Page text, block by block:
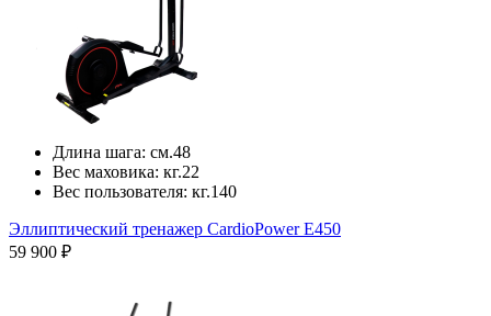
Длина шага: см.48
Вес маховика: кг.22
Вес пользователя: кг.140
Эллиптический тренажер CardioPower E450
59 900 ₽